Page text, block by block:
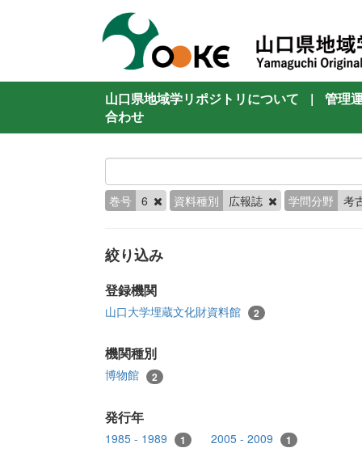
山口県地域学リポジトリについて |
管理
合わせ
巻号 6 資料種別 広報誌 学問分野 考
絞り込み
登録機関
山口大学埋蔵文化財資料館 2
機関種別
博物館 2
発行年
1985 - 1989 1 2005 - 2009 1